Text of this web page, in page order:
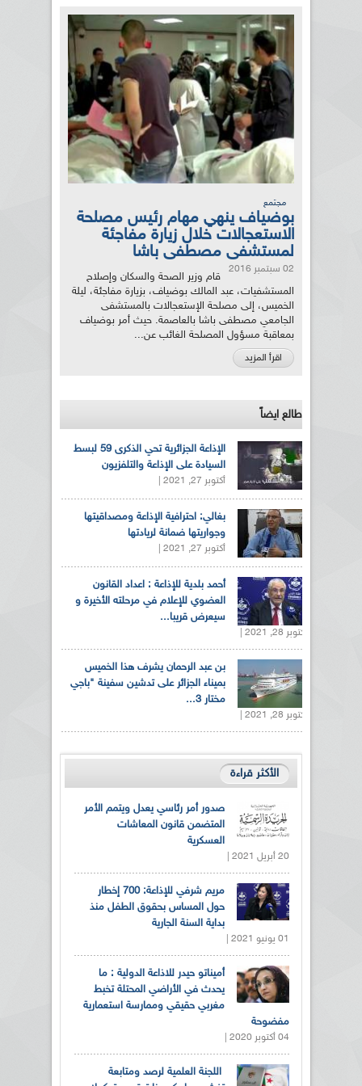
مجتمع
بوضياف ينهي مهام رئيس مصلحة
الاستعجالات خلال زيارة مفاجئة
لمستشفى مصطفى باشا
02 سبتمبر 2016
قام وزير الصحة والسكان وإصلاح
المستشفيات، عبد المالك بوضياف، بزيارة مفاجئة، ليلة
الخميس، إلى مصلحة الإستعجالات بالمستشفى
الجامعي مصطفى باشا بالعاصمة. حيث أمر بوضياف
بمعاقبة مسؤول المصلحة الغائب عن...
اقرأ المزيد
طالع ايضاً
الإذاعة الجزائرية تحي الذكرى 59 لبسط
السيادة على الإذاعة والتلفزيون
أكتوبر 27, 2021 |
بغالي: احترافية الإذاعة ومصداقيتها
وجواريتها ضمانة لريادتها
أكتوبر 27, 2021 |
أحمد بلدية للإذاعة : اعداد القانون
العضوي للإعلام في مرحلته الأخيرة و
سيعرض قريبا...
أكتوبر 28, 2021 |
بن عبد الرحمان يشرف هذا الخميس
بميناء الجزائر على تدشين سفينة "باجي
مختار 3...
أكتوبر 28, 2021 |
الأكثر قراءة
صدور أمر رئاسي يعدل ويتمم الأمر
المتضمن قانون المعاشات
العسكرية
20 أبريل 2021 |
مريم شرفي للإذاعة: 700 إخطار
حول المساس بحقوق الطفل منذ
بداية السنة الجارية
01 يونيو 2021 |
أميناتو حيدر للاذاعة الدولية : ما
يحدث في الأراضي المحتلة تخبط
مغربي حقيقي وممارسة استعمارية
مفضوحة
04 أكتوبر 2020 |
اللجنة العلمية لرصد ومتابعة